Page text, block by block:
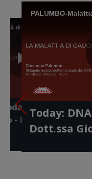
Video
identikit di
Serena
vita -
Play
Video
anche le
- Dott. Antonio
PALUMBO-
Today:
Dott.ssa